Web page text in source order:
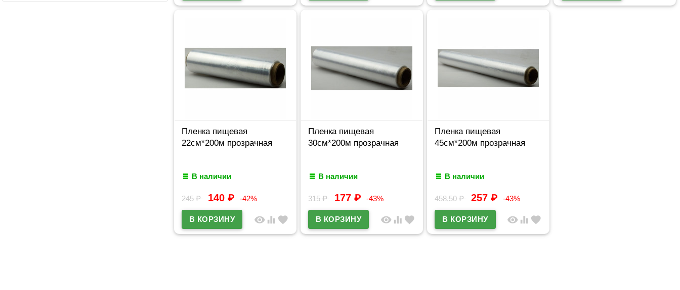
Пленка пищевая
22см*200м прозрачная
В наличии
245₽ 140 ₽ -42%
visibility equalizer favorite
Пленка пищевая
30см*200м прозрачная
В наличии
315₽ 177 ₽ -43%
visibility equalizer favorite
Пленка пищевая
45см*200м прозрачная
В наличии
458,50₽ 257 ₽ -43%
visibility equalizer favorite